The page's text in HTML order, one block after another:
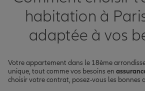
habitation à
adaptée à vos
Votre appartement dans le 18ème
unique, tout comme vos besoins en
choisir votre contrat, posez-vous les bonnes